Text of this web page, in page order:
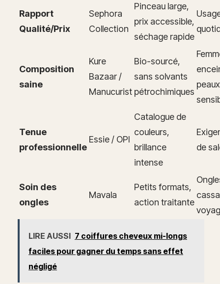
Rapport
Qualité/Prix
Sephora
Collection
Pinceau large,
prix accessible,
séchage rapide
Composition
saine
Kure
Bazaar /
Manucurist
Bio-sourcé,
sans solvants
pétrochimiques
peaux
Tenue
professionnelle
Essie / OPI
Catalogue de
couleurs,
brillance
intense
de
Soin des
ongles
Mavala
Petits formats,
action traitante
LIRE AUSSI 7 coiffures cheveux mi-longs
faciles pour gagner du temps sans effet
négligé